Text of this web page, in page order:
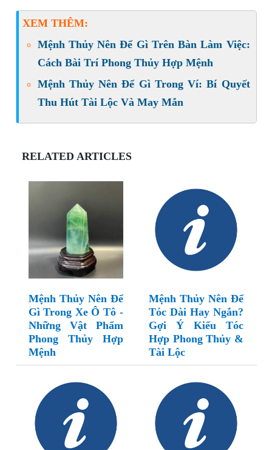
XEM THÊM:
Mệnh Thủy Nên Để Gì Trên Bàn Làm Việc:
Cách Bài Trí Phong Thủy Hợp Mệnh
Mệnh Thủy Nên Để Gì Trong Ví: Bí Quyết
Thu Hút Tài Lộc Và May Mắn
RELATED ARTICLES
Mệnh Thủy Nên Để
Gì Trong Xe Ô Tô -
Những Vật Phẩm
Phong Thủy Hợp
Mệnh
Mệnh Thủy Nên Để
Tóc Dài Hay Ngắn?
Gợi Ý Kiểu Tóc
Hợp Phong Thủy &
Tài Lộc